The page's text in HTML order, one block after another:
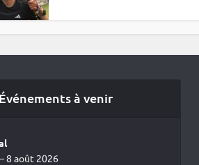
Événements à venir
8 août 2026